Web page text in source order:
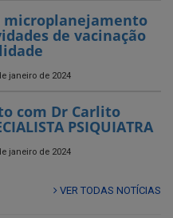
microplanejamento
de vacinação
janeiro de 2024
com Dr Carlito
PSIQUIATRA
janeiro de 2024
VER TODAS NOTÍCIAS